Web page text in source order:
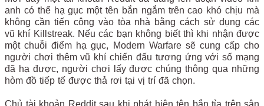
anh có thể hạ gục một tên bắn ngắm trên cao khó chịu mà
không cần tiến công vào tòa nhà bằng cách sử dụng các
vũ khí Killstreak. Nếu các bạn không biết thì khi nhận được
một chuỗi điểm hạ gục, Modern Warfare sẽ cung cấp cho
người chơi thêm vũ khí chiến đấu tương ứng với số mạng
đã hạ được, người chơi lấy được chúng thông qua những
hòm đồ tiếp tế được thả rơi tại vị trí đã chọn.
Chủ tài khoản Reddit sau khi phát hiện tên bắn tỉa trên sân